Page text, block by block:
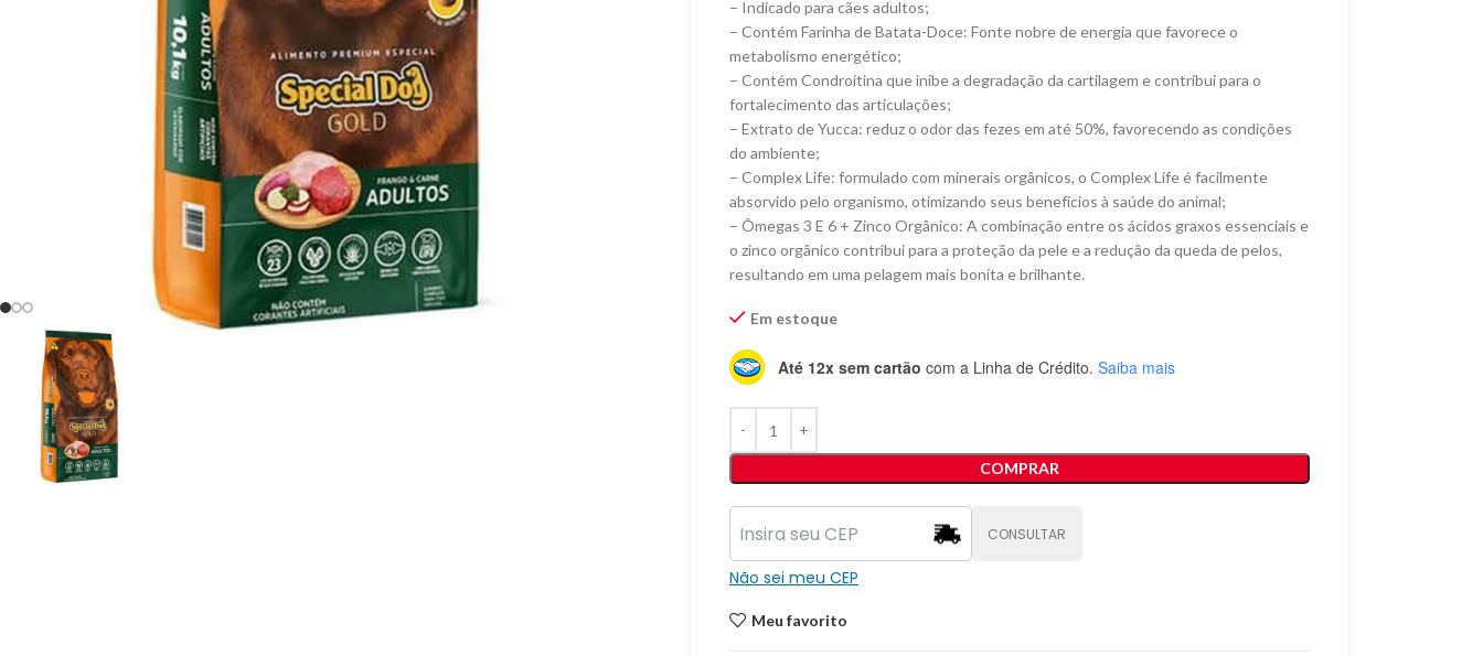
– Indicado para cães adultos;
– Contém Farinha de Batata-Doce: Fonte nobre de energia que favorece o
metabolismo energético;
– Contém Condroitina que inibe a degradação da cartilagem e contribui para o
fortalecimento das articulações;
– Extrato de Yucca: reduz o odor das fezes em até 50%, favorecendo as condições
do ambiente;
– Complex Life: formulado com minerais orgânicos, o Complex Life é facilmente
absorvido pelo organismo, otimizando seus benefícios à saúde do animal;
– Ômegas 3 E 6 + Zinco Orgânico: A combinação entre os ácidos graxos essenciais e
o zinco orgânico contribui para a proteção da pele e a redução da queda de pelos,
resultando em uma pelagem mais bonita e brilhante.
Em estoque
Até 12x sem cartão com a Linha de Crédito. Saiba mais
COMPRAR
CONSULTAR
Não sei meu CEP
Meu favorito